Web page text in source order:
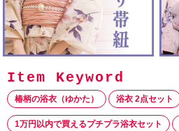
椿柄の浴衣（ゆかた） 浴衣 2点セット
1万円以内で買えるプチプラ浴衣セット